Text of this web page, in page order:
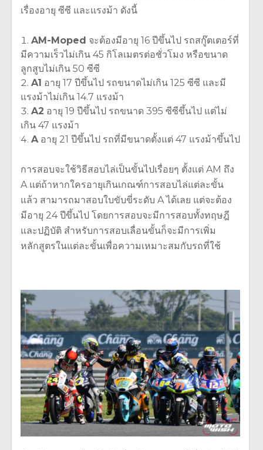
เรื่องอายุ ซีซี และแรงม้า ดังนี้
AM-Moped จะต้องมีอายุ 16 ปีขึ้นไป รถสกู๊ตเตอร์ที่
มีความเร็วไม่เกิน 45 กิโลเมตรต่อชั่วโมง หรือขนาด
ลูกสูบไม่เกิน 50 ซีซี
A1 อายุ 17 ปีขึ้นไป รถขนาดไม่เกิน 125 ซีซี และมี
แรงม้าไม่เกิน 14.7 แรงม้า
A2 อายุ 19 ปีขึ้นไป รถขนาด 395 ซีซีขึ้นไป แต่ไม่
เกิน 47 แรงม้า
Aอายุ 21 ปีขึ้นไป รถที่มีขนาดตั้งแต่ 47 แรงม้าขึ้นไป
การสอบจะใช้วิธีสอบไล่เป็นขั้นไปเรื่อยๆ ตั้งแต่ AM ถึง
A แต่ถ้าหากใครอายุเกินเกณฑ์การสอบไล่แต่ละขั้น
แล้ว สามารถมาสอบใบขับขี่ระดับ A ได้เลย แต่จะต้อง
มีอายุ 24 ปีขึ้นไป โดยการสอบจะมีการสอบทั้งทฤษฎี
และปฏิบัติ สำหรับการสอบเลื่อนขั้นก็จะมีการเพิ่ม
หลักสูตรในแต่ละขั้นเพื่อความเหมาะสมกับรถที่ใช้